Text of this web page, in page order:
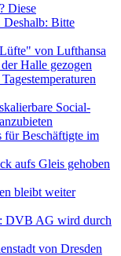
Diese
Deshalb: Bitte
von Lufthansa
Halle gezogen
Social-
für Beschäftigte im
aufs Gleis gehoben
bleibt weiter
DVB AG wird durch
von Dresden